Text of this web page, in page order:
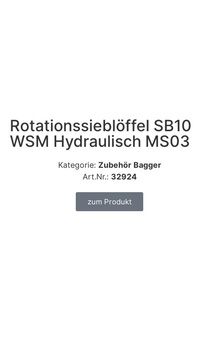
Rotationssieblöffel SB10
WSM Hydraulisch MS03
Kategorie: Zubehör Bagger
Art.Nr.: 32924
zum Produkt